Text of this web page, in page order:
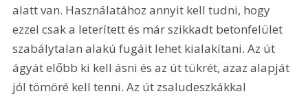
alatt van. Használatához annyit kell tudni, hogy
ezzel csak a leterített és már szikkadt betonfelület
szabálytalan alakú fugáit lehet kialakítani. Az út
ágyát előbb ki kell ásni és az út tükrét, azaz alapját
jól tömöré kell tenni. Az út zsaludeszkákkal